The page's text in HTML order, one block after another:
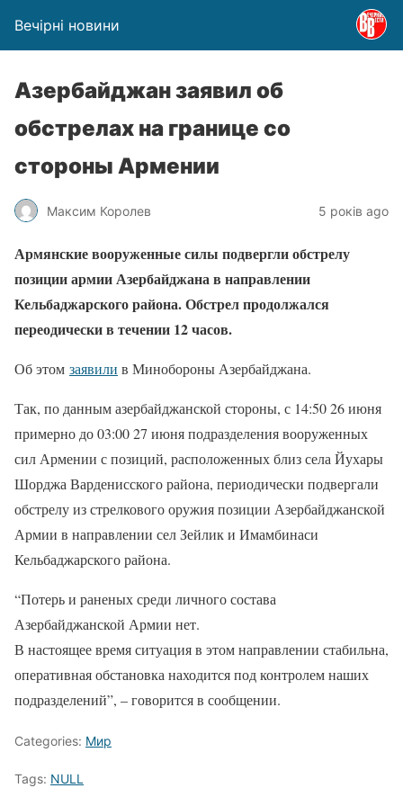
Вечірні новини
Азербайджан заявил об
обстрелах на границе со
стороны Армении
Максим Королев 5 років ago
Армянские вооруженные силы подвергли обстрелу
позиции армии Азербайджана в направлении
Кельбаджарского района. Обстрел продолжался
переодически в течении 12 часов.
Об этом заявили в Минобороны Азербайджана.
Так, по данным азербайджанской стороны, с 14:50 26 июня
примерно до 03:00 27 июня подразделения вооруженных
сил Армении с позиций, расположенных близ села Йухары
Шорджа Варденисского района, периодически подвергали
обстрелу из стрелкового оружия позиции Азербайджанской
Армии в направлении сел Зейлик и Имамбинаси
Кельбаджарского района.
“Потерь и раненых среди личного состава
Азербайджанской Армии нет.
В настоящее время ситуация в этом направлении стабильна,
оперативная обстановка находится под контролем наших
подразделений”, – говорится в сообщении.
Categories: Мир
Tags: NULL